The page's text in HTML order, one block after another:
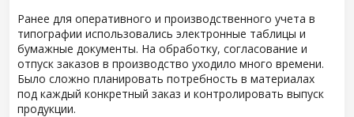
Ранее для оперативного и производственного учета в
типографии использовались электронные таблицы и
бумажные документы. На обработку, согласование и
отпуск заказов в производство уходило много времени.
Было сложно планировать потребность в материалах
под каждый конкретный заказ и контролировать выпуск
продукции.